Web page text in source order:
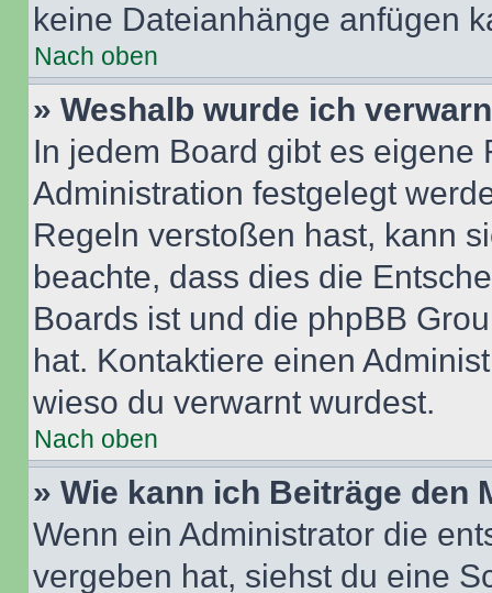
keine Dateianhänge anfügen
Nach oben
» Weshalb wurde ich
In jedem Board gibt es
Administration festgelegt
Regeln verstoßen hast, kann
beachte, dass dies die
Boards ist und die phpBB
hat. Kontaktiere einen
wieso du verwarnt wurdest.
Nach oben
» Wie kann ich Beiträge den
Wenn ein Administrator die
vergeben hat, siehst du eine